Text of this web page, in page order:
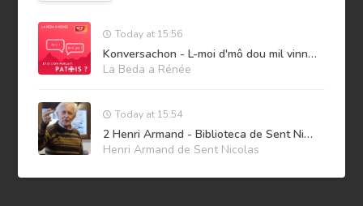
Today at 15:56
Konversachon - L-moi d'mô dou mil vinnt-si -3
La Beda a Rénée
Today at 15:54
2 Henri Armand - Biblioteca de Sent Nicola et administracion
Henri Armand de Sent Nicolas